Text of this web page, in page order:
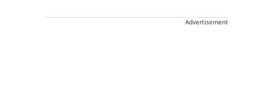
Advertisement